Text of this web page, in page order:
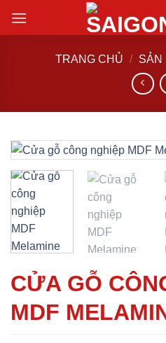
đến
TRANG CHỦ / SẢN
CỬA GỖ
MDF